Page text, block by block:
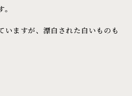
いますが、漂白された白いものも